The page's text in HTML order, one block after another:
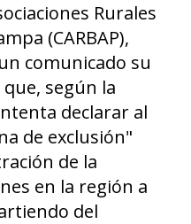
Rurales
(CARBAP),
comunicado su
según la
declarar al
de exclusión"
de la
en la región a
del